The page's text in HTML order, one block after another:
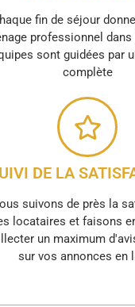
fin de séjour
professionnel
sont guidées par
complète
DE LA
suivons de près la
locataires et faisons
un maximum
sur vos annonces en